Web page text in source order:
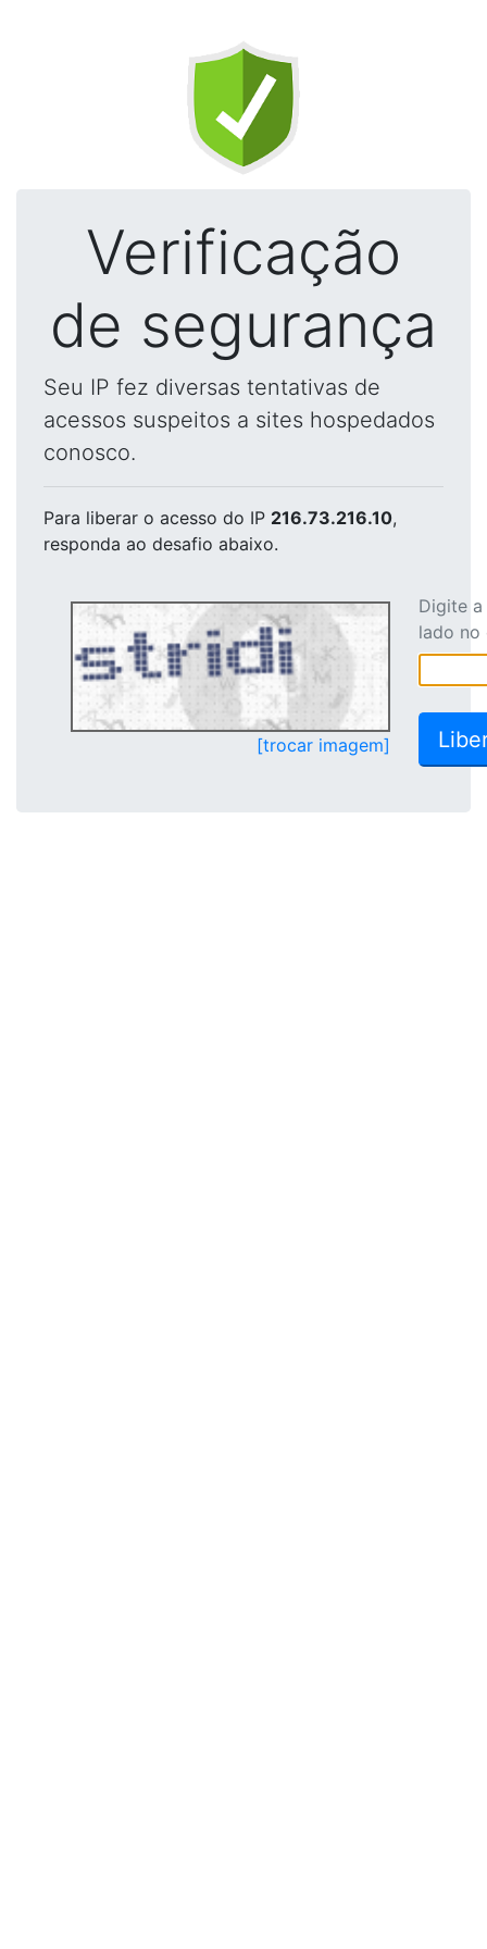
Verificação
de segurança
Seu IP fez diversas tentativas de
acessos suspeitos a sites hospedados
conosco.
Para liberar o acesso do IP 216.73.216.10,
responda ao desafio abaixo.
[trocar imagem]
Digite
lado no